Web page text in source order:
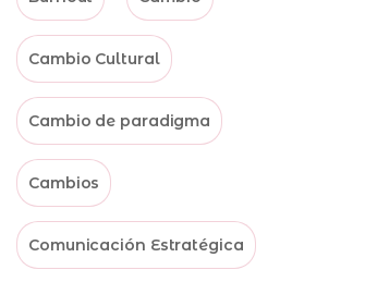
Cambio Cultural
Cambio de paradigma
Cambios
Comunicación Estratégica